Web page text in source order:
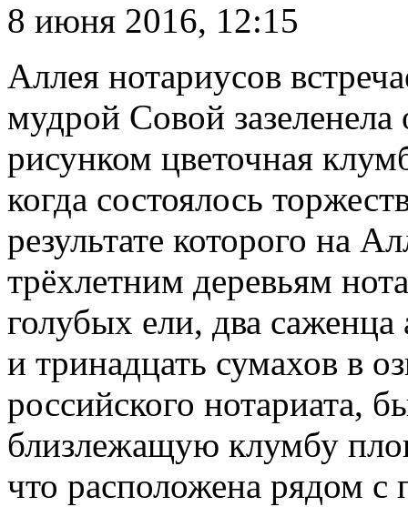
8 июня 2016, 12:15
Аллея нотариусов
мудрой Совой
рисунком цветочная
когда состоялось
результате которого на
трёхлетним деревьям
голубых ели, два саженца
и тринадцать сумахов в
российского нотариата,
близлежащую клумбу
что расположена рядом с